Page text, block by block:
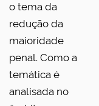
o tema da
redução da
maioridade
penal. Como a
temática é
analisada no